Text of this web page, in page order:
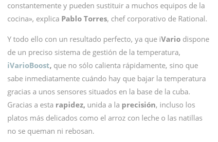
constantemente y pueden sustituir a muchos equipos de la
cocina», explica Pablo Torres, chef corporativo de Rational.
Y todo ello con un resultado perfecto, ya que iVario dispone
de un preciso sistema de gestión de la temperatura,
iVarioBoost, que no sólo calienta rápidamente, sino que
sabe inmediatamente cuándo hay que bajar la temperatura
gracias a unos sensores situados en la base de la cuba.
Gracias a esta rapidez, unida a la precisión, incluso los
platos más delicados como el arroz con leche o las natillas
no se queman ni rebosan.